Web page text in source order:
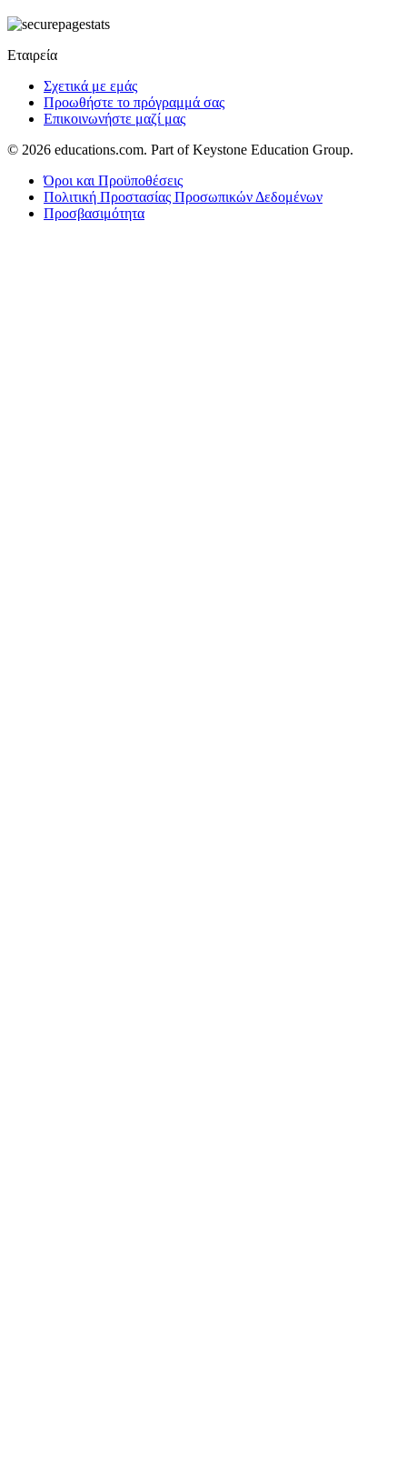
Εταιρεία
Σχετικά με εμάς
Προωθήστε το πρόγραμμά σας
Επικοινωνήστε μαζί μας
© 2026 educations.com. Part of Keystone Education Group.
Όροι και Προϋποθέσεις
Πολιτική Προστασίας Προσωπικών Δεδομένων
Προσβασιμότητα